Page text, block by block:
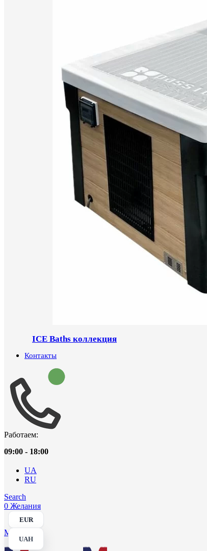
ICE Baths коллекция
Контакты
Работаем:
09:00 - 18:00
UA
RU
Search
0 Желания
EUR
UAH
Menu